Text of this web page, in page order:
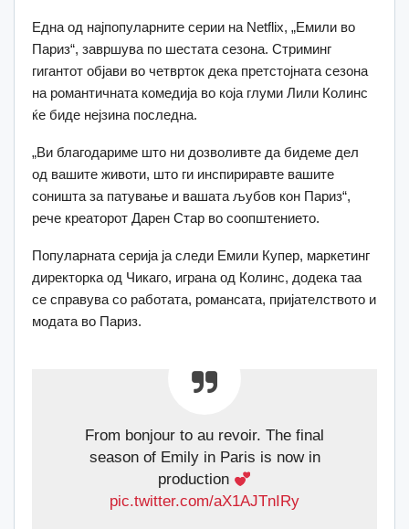
Една од најпопуларните серии на Netflix, „Емили во
Париз“, завршува по шестата сезона. Стриминг
гигантот објави во четврток дека претстојната сезона
на романтичната комедија во која глуми Лили Колинс
ќе биде нејзина последна.
„Ви благодариме што ни дозволивте да бидеме дел
од вашите животи, што ги инспириравте вашите
соништа за патување и вашата љубов кон Париз“,
рече креаторот Дарен Стар во соопштението.
Популарната серија ја следи Емили Купер, маркетинг
директорка од Чикаго, играна од Колинс, додека таа
се справува со работата, романсата, пријателството и
модата во Париз.
From bonjour to au revoir. The final
season of Emily in Paris is now in
production
pic.twitter.com/aX1AJTnIRy